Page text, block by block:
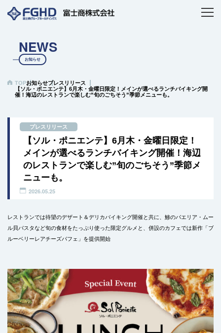
NEWS
お知らせ
TOPお知らせプレスリリース
【ソル・ポニエンテ】6月木・金曜日限定！メインが選べるランチバイキング開
催！海辺のレストランで楽しむ”旬のごちそう”季節メニューも。
プレスリリース
【ソル・ポニエンテ】6月木・金曜日限定！
メインが選べるランチバイキング開催！海辺
のレストランで楽しむ”旬のごちそう”季節メ
ニューも。
2026.05.25
レストランでは待望のデザート＆デリカバイキング開催と共に、鯵のパエリア・ムー
ル貝パスタなど旬の食材をたっぷり使った限定グルメと、併設のカフェでは新作「ブ
ルーベリーレアチーズパフェ」を提供開始